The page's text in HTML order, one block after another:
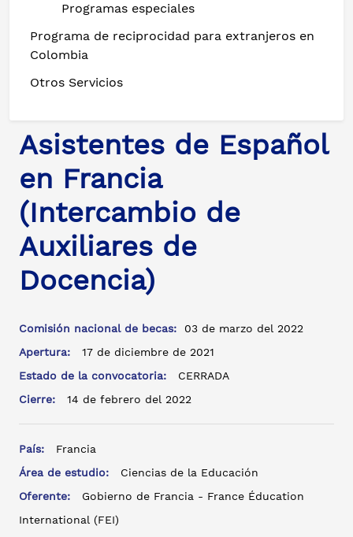
Programas especiales
Programa de reciprocidad para extranjeros en
Colombia
Otros Servicios
Asistentes de Español
en Francia
(Intercambio de
Auxiliares de
Docencia)
Comisión nacional de becas: 03 de marzo del 2022
Apertura:
17 de diciembre de 2021
Estado de la convocatoria:
CERRADA
Cierre:
14 de febrero del 2022
País:
Francia
Área de estudio:
Ciencias de la Educación
Oferente:
Gobierno de Francia - France Éducation
International (FEI)